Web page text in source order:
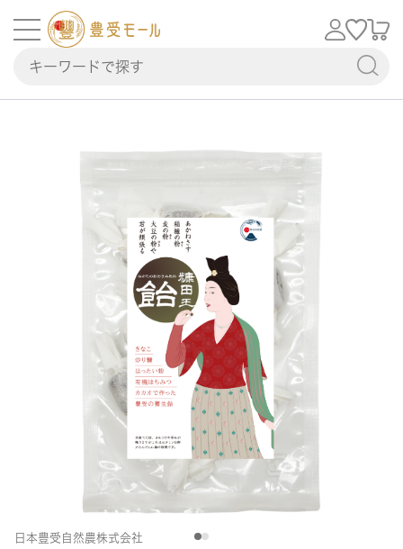
日本豊受自然農株式会社